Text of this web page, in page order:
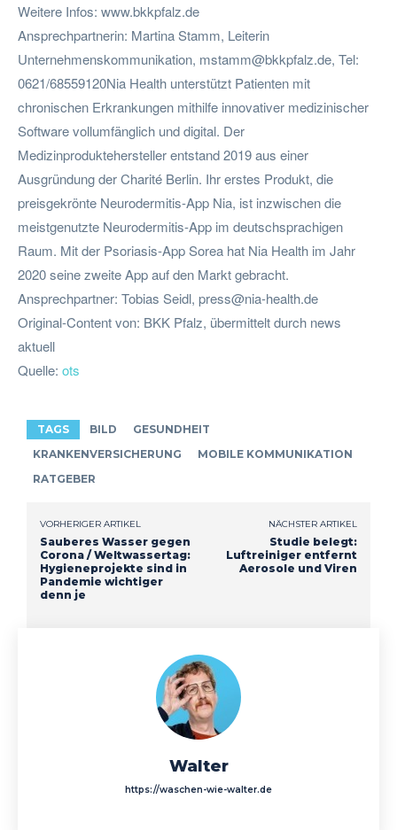
Weitere Infos: www.bkkpfalz.de
Ansprechpartnerin: Martina Stamm, Leiterin
Unternehmenskommunikation, mstamm@bkkpfalz.de, Tel:
0621/68559120Nia Health unterstützt Patienten mit
chronischen Erkrankungen mithilfe innovativer medizinischer
Software vollumfänglich und digital. Der
Medizinproduktehersteller entstand 2019 aus einer
Ausgründung der Charité Berlin. Ihr erstes Produkt, die
preisgekrönte Neurodermitis-App Nia, ist inzwischen die
meistgenutzte Neurodermitis-App im deutschsprachigen
Raum. Mit der Psoriasis-App Sorea hat Nia Health im Jahr
2020 seine zweite App auf den Markt gebracht.
Ansprechpartner: Tobias Seidl, press@nia-health.de
Original-Content von: BKK Pfalz, übermittelt durch news
aktuell
Quelle: ots
TAGS BILD
GESUNDHEIT
KRANKENVERSICHERUNG
MOBILE KOMMUNIKATION
RATGEBER
VORHERIGER ARTIKEL
Sauberes Wasser gegen
Corona / Weltwassertag:
Hygieneprojekte sind in
Pandemie wichtiger
denn je
NÄCHSTER ARTIKEL
Studie belegt:
Luftreiniger entfernt
Aerosole und Viren
Walter
https://waschen-wie-walter.de